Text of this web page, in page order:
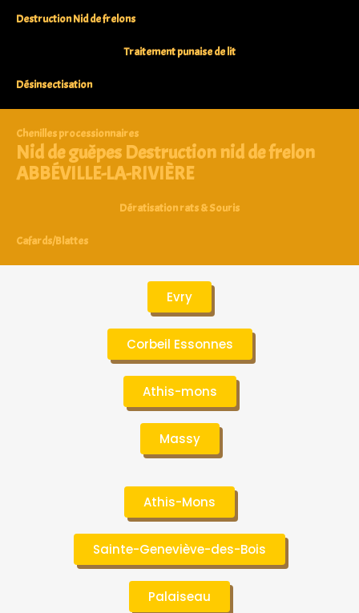
Destruction Nid de frelons
Traitement punaise de lit
Désinsectisation
Chenilles processionnaires
Nid de guêpes Destruction nid de frelon
ABBÉVILLE-LA-RIVIÈRE
Dératisation rats & Souris
Cafards/Blattes
Evry
Corbeil Essonnes
Athis-mons
Massy
Athis-Mons
Sainte-Geneviève-des-Bois
Palaiseau